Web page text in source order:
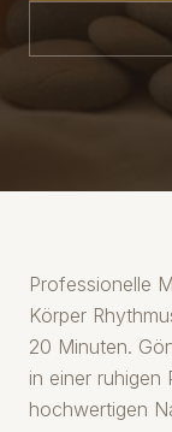
Professionelle
Körper
20 Minuten.
in einer ruhigen
hochwertigen